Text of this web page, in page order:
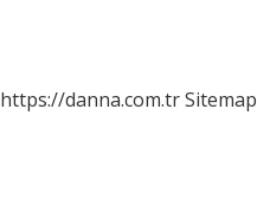
https://danna.com.trSitemap